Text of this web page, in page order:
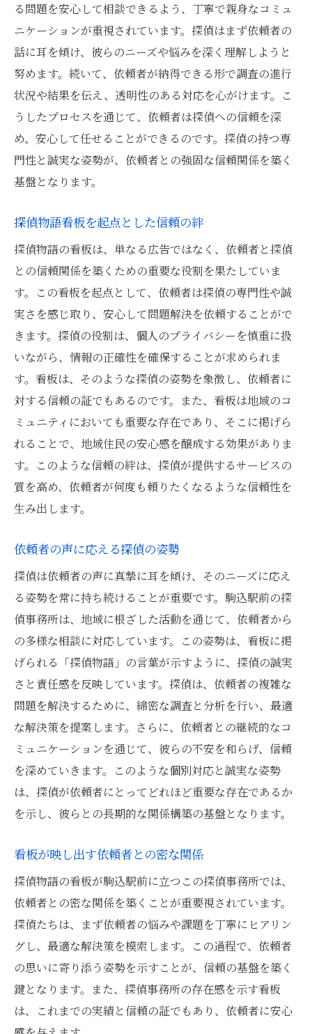
る問題を安心して相談できるよう、丁寧で親身なコミュ
ニケーションが重視されています。探偵はまず依頼者の
話に耳を傾け、彼らのニーズや悩みを深く理解しようと
努めます。続いて、依頼者が納得できる形で調査の進行
状況や結果を伝え、透明性のある対応を心がけます。こ
うしたプロセスを通じて、依頼者は探偵への信頼を深
め、安心して任せることができるのです。探偵の持つ専
門性と誠実な姿勢が、依頼者との強固な信頼関係を築く
基盤となります。
探偵物語看板を起点とした信頼の絆
探偵物語の看板は、単なる広告ではなく、依頼者と探偵
との信頼関係を築くための重要な役割を果たしていま
す。この看板を起点として、依頼者は探偵の専門性や誠
実さを感じ取り、安心して問題解決を依頼することがで
きます。探偵の役割は、個人のプライバシーを慎重に扱
いながら、情報の正確性を確保することが求められま
す。看板は、そのような探偵の姿勢を象徴し、依頼者に
対する信頼の証でもあるのです。また、看板は地域のコ
ミュニティにおいても重要な存在であり、そこに掲げら
れることで、地域住民の安心感を醸成する効果がありま
す。このような信頼の絆は、探偵が提供するサービスの
質を高め、依頼者が何度も頼りたくなるような信頼性を
生み出します。
依頼者の声に応える探偵の姿勢
探偵は依頼者の声に真摯に耳を傾け、そのニーズに応え
る姿勢を常に持ち続けることが重要です。駒込駅前の探
偵事務所は、地域に根ざした活動を通じて、依頼者から
の多様な相談に対応しています。この姿勢は、看板に掲
げられる「探偵物語」の言葉が示すように、探偵の誠実
さと責任感を反映しています。探偵は、依頼者の複雑な
問題を解決するために、綿密な調査と分析を行い、最適
な解決策を提案します。さらに、依頼者との継続的なコ
ミュニケーションを通じて、彼らの不安を和らげ、信頼
を深めていきます。このような個別対応と誠実な姿勢
は、探偵が依頼者にとってどれほど重要な存在であるか
を示し、彼らとの長期的な関係構築の基盤となります。
看板が映し出す依頼者との密な関係
探偵物語の看板が駒込駅前に立つこの探偵事務所では、
依頼者との密な関係を築くことが重要視されています。
探偵たちは、まず依頼者の悩みや課題を丁寧にヒアリン
グし、最適な解決策を模索します。この過程で、依頼者
の思いに寄り添う姿勢を示すことが、信頼の基盤を築く
鍵となります。また、探偵事務所の存在感を示す看板
は、これまでの実績と信頼の証でもあり、依頼者に安心